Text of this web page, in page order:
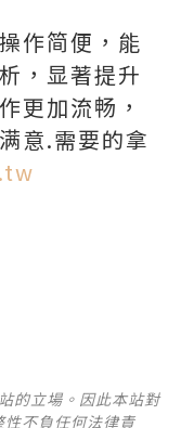
作简便，能
，显著提升
更加流畅，
意.需要的拿
的立場。因此本站對
不負任何法律責